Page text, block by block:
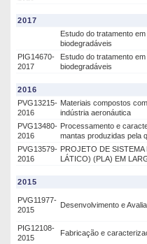
2017
Estudo do tratamento
biodegradáveis
PIG14670-
2017
Estudo do tratamento
biodegradáveis
2016
PVG13215-
2016
Materiais compostos
indústria aeronáutica
PVG13480-
2016
Processamento e
mantas produzidas pela
PVG13579-
2016
PROJETO DE
LÁTICO) (PLA) EM
2015
PVG11977-
2015
Desenvolvimento e
PIG12108-
2015
Fabricação e